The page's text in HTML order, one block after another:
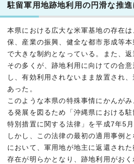
駐留軍用地跡地利用の円滑な推
本県における広大な米軍基地の存在
保、産業の振興、健全な都市形成等
で大きな制約となっている。また、
その多くが、跡地利用に向けての合
し、有効利用されないまま放置され
あった。
このような本県の特殊事情にかんが
る発展を図るため「沖縄県における
特別措置に関する法律」を平成7年5月
しかし、この法律の最初の適用事例
において、軍用地が地主に返還され
存在が明らかとなり、跡地利用がお